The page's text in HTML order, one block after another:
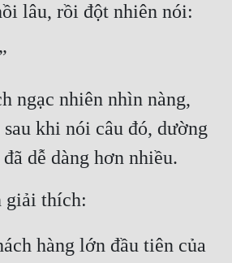
lâu, rồi đột nhiên nói:
ngạc nhiên nhìn nàng,
khi nói câu đó, dường
dễ dàng hơn nhiều.
giải thích:
hàng lớn đầu tiên của